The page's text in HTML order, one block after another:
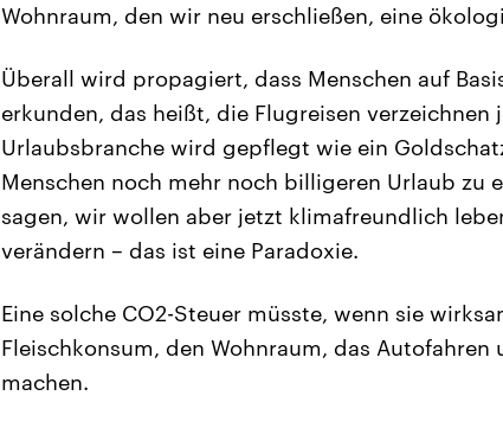
Wohnraum, den wir neu erschließen, eine
Überall wird propagiert, dass Menschen auf
erkunden, das heißt, die Flugreisen verzeichnen
Urlaubsbranche wird gepflegt wie ein
Menschen noch mehr noch billigeren Urlaub zu
sagen, wir wollen aber jetzt klimafreundlich
verändern – das ist eine Paradoxie.
Eine solche CO2-Steuer müsste, wenn sie
Fleischkonsum, den Wohnraum, das
machen.